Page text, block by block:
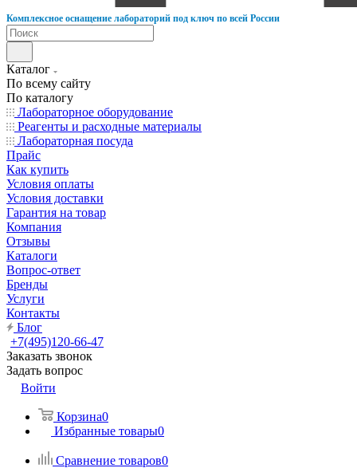
Комплексное оснащение лабораторий под ключ по всей России
Каталог
По всему сайту
По каталогу
Лабораторное оборудование
Реагенты и расходные материалы
Лабораторная посуда
Прайс
Как купить
Условия оплаты
Условия доставки
Гарантия на товар
Компания
Отзывы
Каталоги
Вопрос-ответ
Бренды
Услуги
Контакты
Блог
+7(495)120-66-47
Заказать звонок
Задать вопрос
Войти
Корзина0
Избранные товары0
Сравнение товаров0